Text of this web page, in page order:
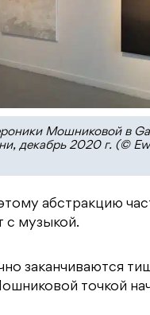
Мошниковой в
декабрь 2020 г. (©
абстракцию
с музыкой.
заканчиваются
точкой